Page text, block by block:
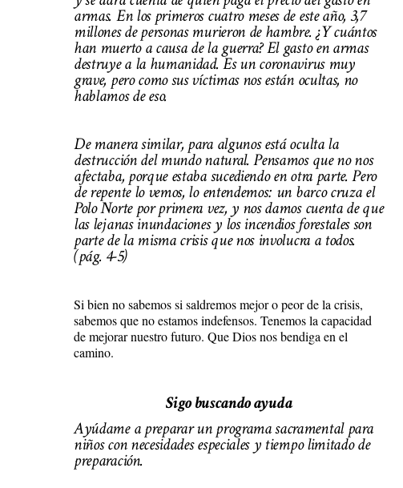
armas. En los primeros cuatro meses de este año, 3,7
millones de personas murieron de hambre. ¿Y cuántos
han muerto a causa de la guerra? El gasto en armas
destruye a la humanidad. Es un coronavirus muy
grave, pero como sus víctimas nos están ocultas, no
hablamos de eso.
De manera similar, para algunos está oculta la
destrucción del mundo natural. Pensamos que no nos
afectaba, porque estaba sucediendo en otra parte. Pero
de repente lo vemos, lo entendemos: un barco cruza el
Polo Norte por primera vez, y nos damos cuenta de que
las lejanas inundaciones y los incendios forestales son
parte de la misma crisis que nos involucra a todos.
(pág. 4-5)
Si bien no sabemos si saldremos mejor o peor de la crisis,
sabemos que no estamos indefensos. Tenemos la capacidad
de mejorar nuestro futuro. Que Dios nos bendiga en el
camino.
Sigo buscando ayuda
Ayúdame a preparar un programa sacramental para
niños con necesidades especiales y tiempo limitado de
preparación.